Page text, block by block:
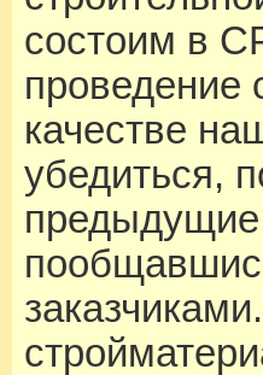
состоим в
проведение
качестве
убедиться,